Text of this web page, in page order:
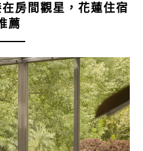
房間觀星，花蓮住宿
薦